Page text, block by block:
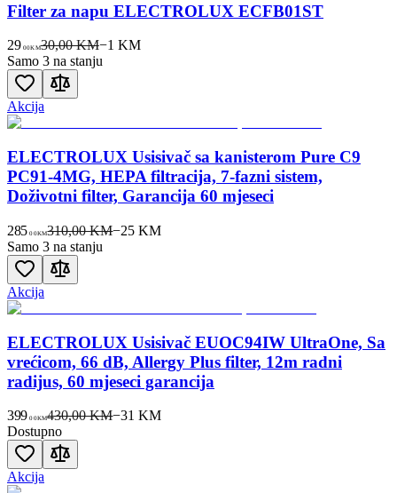
Filter za napu ELECTROLUX ECFB01ST
29 00KM30,00 KM−1 KM
Samo 3 na stanju
Akcija
ELECTROLUX Usisivač sa kanisterom Pure C9
PC91-4MG, HEPA filtracija, 7-fazni sistem,
Doživotni filter, Garancija 60 mjeseci
285 00KM310,00 KM−25 KM
Samo 3 na stanju
Akcija
ELECTROLUX Usisivač EUOC94IW UltraOne, Sa
vrećicom, 66 dB, Allergy Plus filter, 12m radni
radijus, 60 mjeseci garancija
399 00KM430,00 KM−31 KM
Dostupno
Akcija